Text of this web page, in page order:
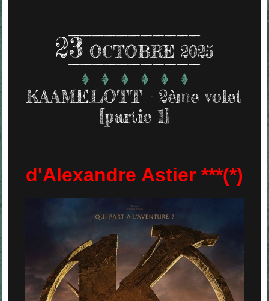
23 OCTOBRE 2025
KAAMELOTT - 2ème volet
[partie 1]
d'Alexandre Astier ***(*)